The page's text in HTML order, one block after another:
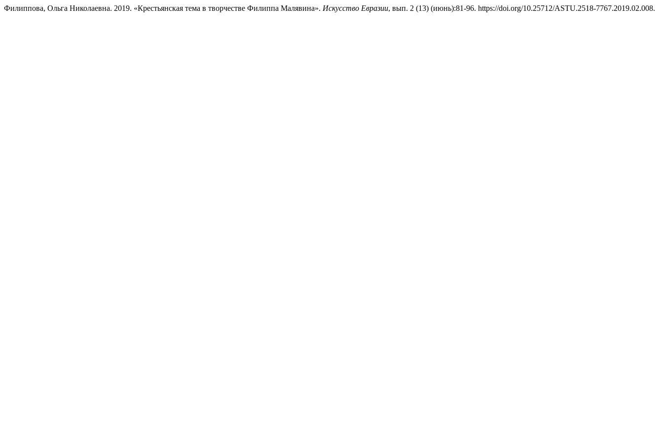
Филиппова, Ольга Николаевна. 2019. «Крестьянская тема в творчестве Филиппа Малявина». Искусство Евразии, вып. 2 (13) (июнь):81-96. https://doi.org/10.25712/ASTU.2518-7767.2019.02.008.